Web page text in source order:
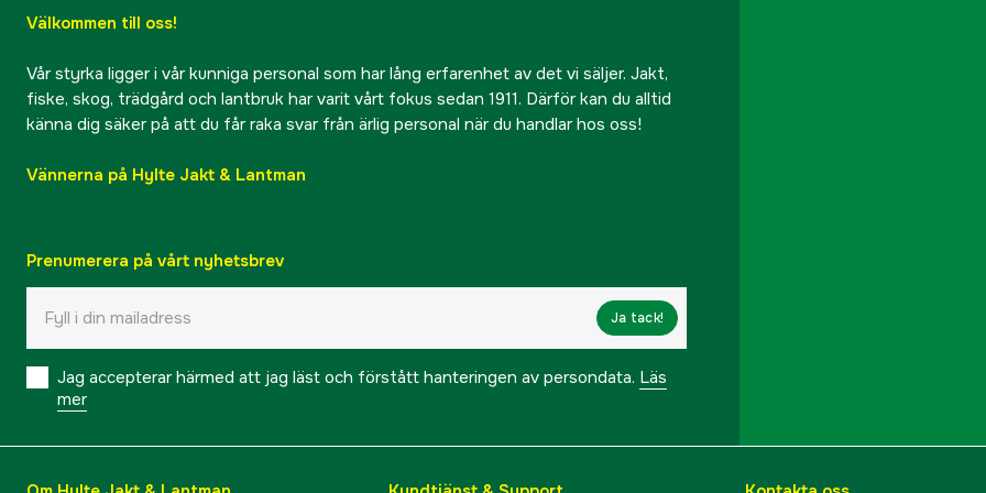
Välkommen till oss!
Vår styrka ligger i vår kunniga personal som har lång erfarenhet av det vi säljer. Jakt,
fiske, skog, trädgård och lantbruk har varit vårt fokus sedan 1911. Därför kan du alltid
känna dig säker på att du får raka svar från ärlig personal när du handlar hos oss!
Vännerna på Hylte Jakt & Lantman
Prenumerera på vårt nyhetsbrev
Ja tack!
Jag accepterar härmed att jag läst och förstått hanteringen av persondata. Läs
mer